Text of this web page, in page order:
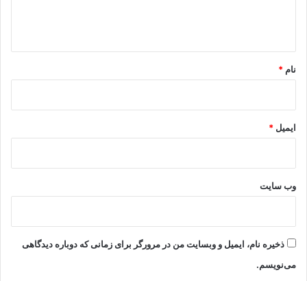
نام *
ایمیل *
وب‌ سایت
ذخیره نام، ایمیل و وبسایت من در مرورگر برای زمانی که دوباره دیدگاهی
می‌نویسم.